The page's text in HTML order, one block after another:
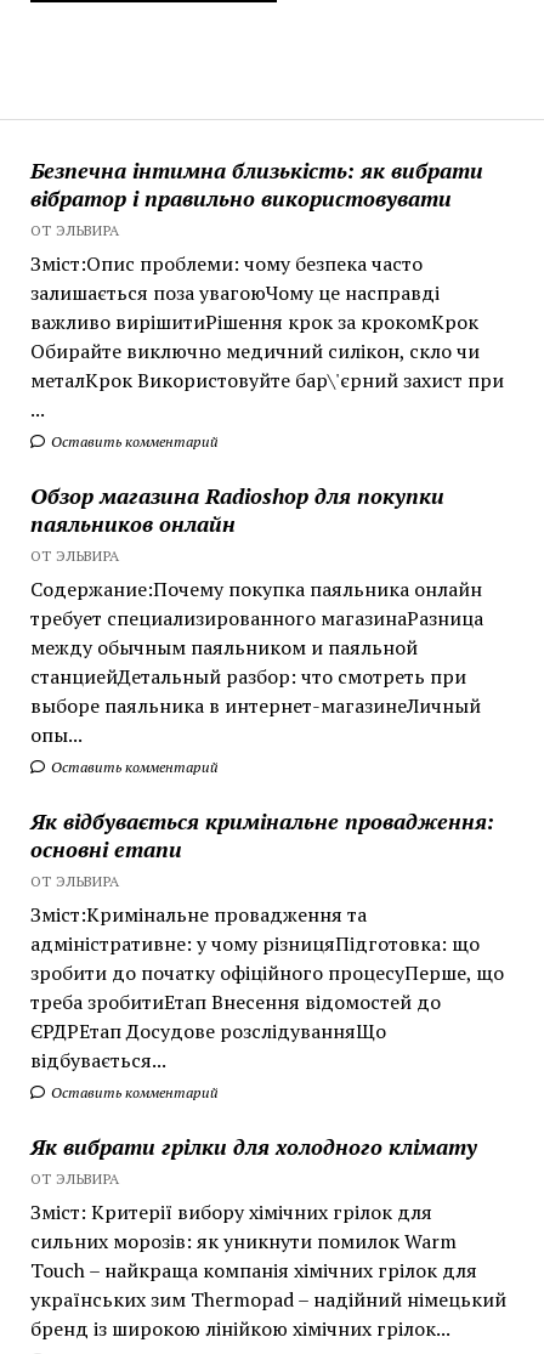
Безпечна інтимна близькість: як вибрати
вібратор і правильно використовувати
ОТ ЭЛЬВИРА
Зміст:Опис проблеми: чому безпека часто
залишається поза увагоюЧому це насправді
важливо вирішитиРішення крок за крокомКрок
Обирайте виключно медичний силікон, скло чи
металКрок Використовуйте бар\'єрний захист при
...
Оставить комментарий
Обзор магазина Radioshop для покупки
паяльников онлайн
ОТ ЭЛЬВИРА
Содержание:Почему покупка паяльника онлайн
требует специализированного магазинаРазница
между обычным паяльником и паяльной
станциейДетальный разбор: что смотреть при
выборе паяльника в интернет-магазинеЛичный
опы...
Оставить комментарий
Як відбувається кримінальне провадження:
основні етапи
ОТ ЭЛЬВИРА
Зміст:Кримінальне провадження та
адміністративне: у чому різницяПідготовка: що
зробити до початку офіційного процесуПерше, що
треба зробитиЕтап Внесення відомостей до
ЄРДРЕтап Досудове розслідуванняЩо
відбувається...
Оставить комментарий
Як вибрати грілки для холодного клімату
ОТ ЭЛЬВИРА
Зміст: Критерії вибору хімічних грілок для
сильних морозів: як уникнути помилок Warm
Touch – найкраща компанія хімічних грілок для
українських зим Thermopad – надійний німецький
бренд із широкою лінійкою хімічних грілок...